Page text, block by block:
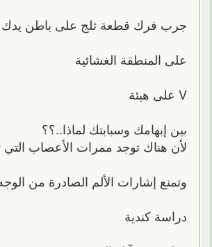
جرب فرك قطعة ثلج على باطن يدك
على المنطقة الغشائية
V على هيئة
بين إبهامك وسبابتك لماذا..؟؟
لأن هناك توجد ممرات الأعصاب التي
وتمنع إشارات الألم الصادرة من
دراسة كندية